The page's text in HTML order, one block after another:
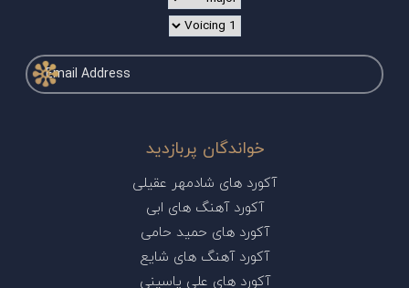
خواندگان پربازدید
آکورد های شادمهر عقیلی
آکورد آهنگ های ابی
آکورد های حمید حامی
آکورد آهنگ های شایع
آکورد های علی یاسینی